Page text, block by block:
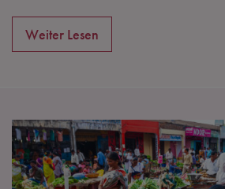
Weiter Lesen